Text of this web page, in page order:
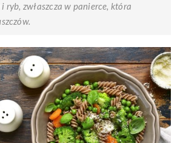
ryb, zwłaszcza w panierce, która